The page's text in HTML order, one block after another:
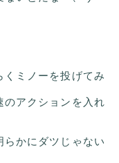
くミノーを投げてみ
のアクションを入れ
らかにダツじゃない